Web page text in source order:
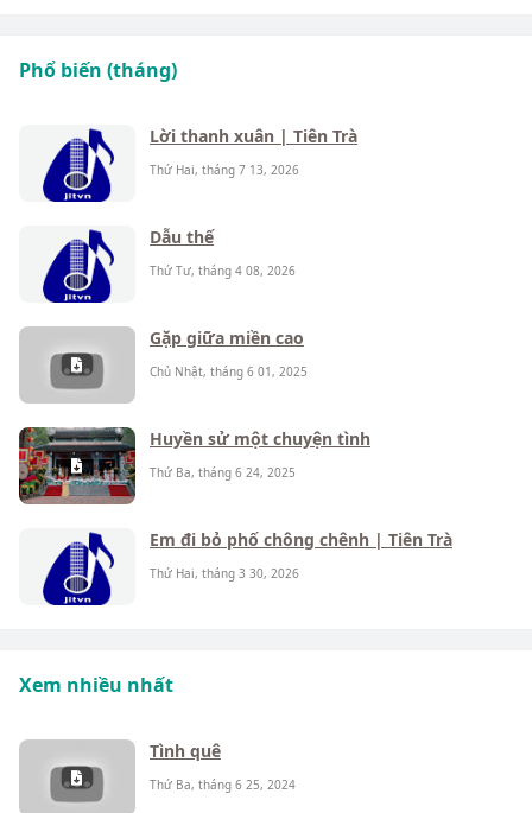
Phổ biến (tháng)
Lời thanh xuân | Tiên Trà
Thứ Hai, tháng 7 13, 2026
Dẫu thế
Thứ Tư, tháng 4 08, 2026
Gặp giữa miền cao
Chủ Nhật, tháng 6 01, 2025
Huyền sử một chuyện tình
Thứ Ba, tháng 6 24, 2025
Em đi bỏ phố chông chênh | Tiên Trà
Thứ Hai, tháng 3 30, 2026
Xem nhiều nhất
Tình quê
Thứ Ba, tháng 6 25, 2024